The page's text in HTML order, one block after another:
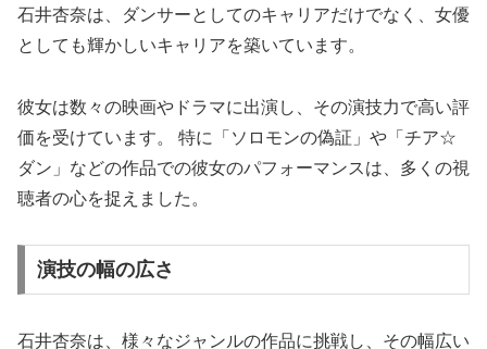
石井杏奈は、ダンサーとしてのキャリアだけでなく、女優
としても輝かしいキャリアを築いています。
彼女は数々の映画やドラマに出演し、その演技力で高い評
価を受けています。 特に「ソロモンの偽証」や「チア☆
ダン」などの作品での彼女のパフォーマンスは、多くの視
聴者の心を捉えました。
演技の幅の広さ
石井杏奈は、様々なジャンルの作品に挑戦し、その幅広い